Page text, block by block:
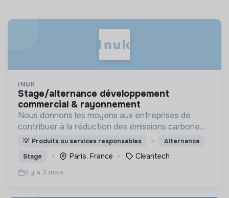
INUK
stage/alternance développement
commercial & rayonnement
Nous donnons les moyens aux entreprises de
contribuer à la réduction des émissions carbone
via outil innovant de contribution carbone grâce
💡 Produits ou services responsables
Alternance
Stage
Paris, France Cleantech
Il y a 3 mois